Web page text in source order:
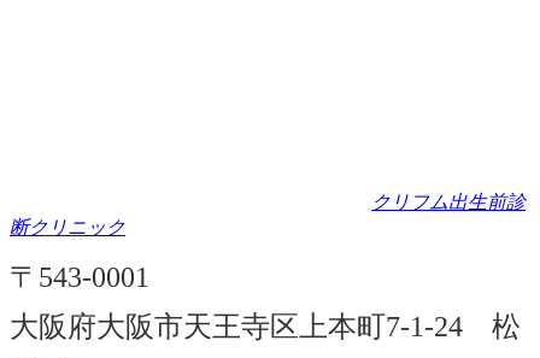
クリフム出生前診
断クリニック
〒543-0001
大阪府大阪市天王寺区上本町7-1-24 松